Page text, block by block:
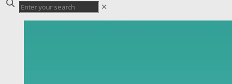
✕